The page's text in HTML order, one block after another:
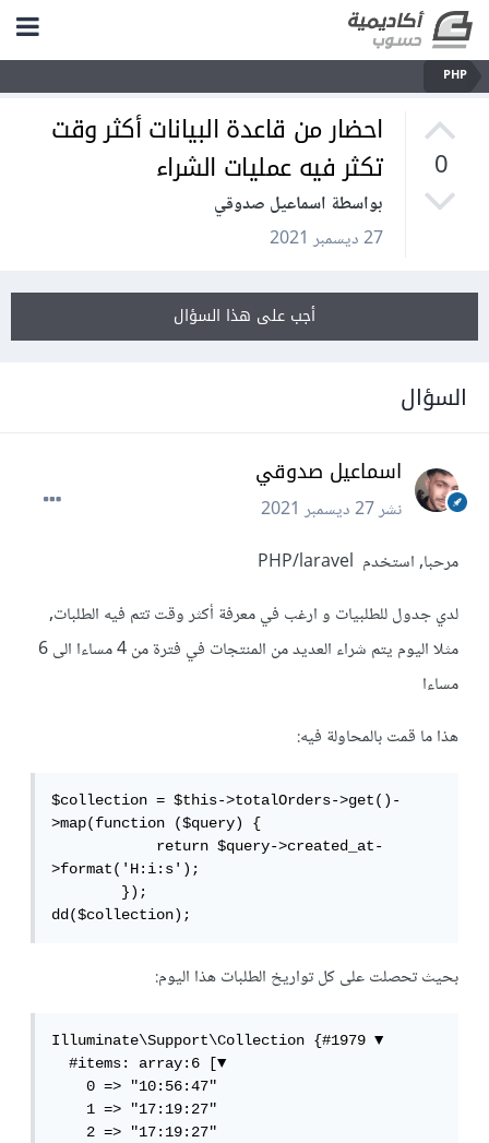
PHP
0
احضار من قاعدة البيانات أكثر وقت
تكثر فيه عمليات الشراء
بواسطة اسماعيل صدوقي
27 ديسمبر 2021
أجب على هذا السؤال
السؤال
اسماعيل صدوقي
نشر27 ديسمبر 2021
مرحبا, استخدم PHP/laravel
لدي جدول للطلبيات و ارغب في معرفة أكثر وقت تتم فيه الطلبات,
مثلا اليوم يتم شراء العديد من المنتجات في فترة من 4 مساءا الى 6
مساءا
هذا ما قمت بالمحاولة فيه:
$collection = $this->totalOrders->get()-
>map(function ($query) {
            return $query->created_at-
>format('H:i:s');
        });
dd($collection);
بحيث تحصلت على كل تواريخ الطلبات هذا اليوم:
Illuminate\Support\Collection {#1979 ▼
  #items: array:6 [▼
    0 => "10:56:47"
    1 => "17:19:27"
    2 => "17:19:27"